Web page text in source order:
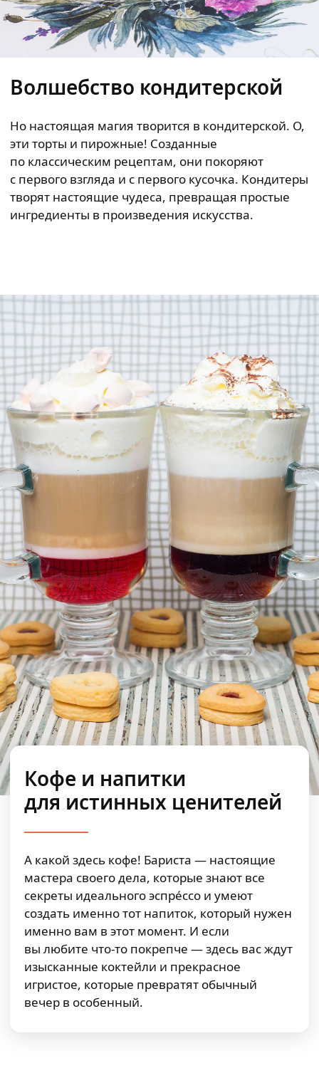
Волшебство кондитерской
Но настоящая магия творится в кондитерской. О,
эти торты и пирожные! Созданные
по классическим рецептам, они покоряют
с первого взгляда и с первого кусочка. Кондитеры
творят настоящие чудеса, превращая простые
ингредиенты в произведения искусства.
Кофе и напитки
для истинных ценителей
А какой здесь кофе! Бариста — настоящие
мастера своего дела, которые знают все
секреты идеального эспрéссо и умеют
создать именно тот напиток, который нужен
именно вам в этот момент. И если
вы любите что-то покрепче — здесь вас ждут
изысканные коктейли и прекрасное
игристое, которые превратят обычный
вечер в особенный.